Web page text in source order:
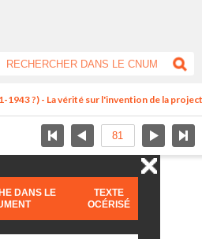
1943 ?) - La vérité sur l'invention de la
DANS LE
TEXTE
OCÉRISÉ